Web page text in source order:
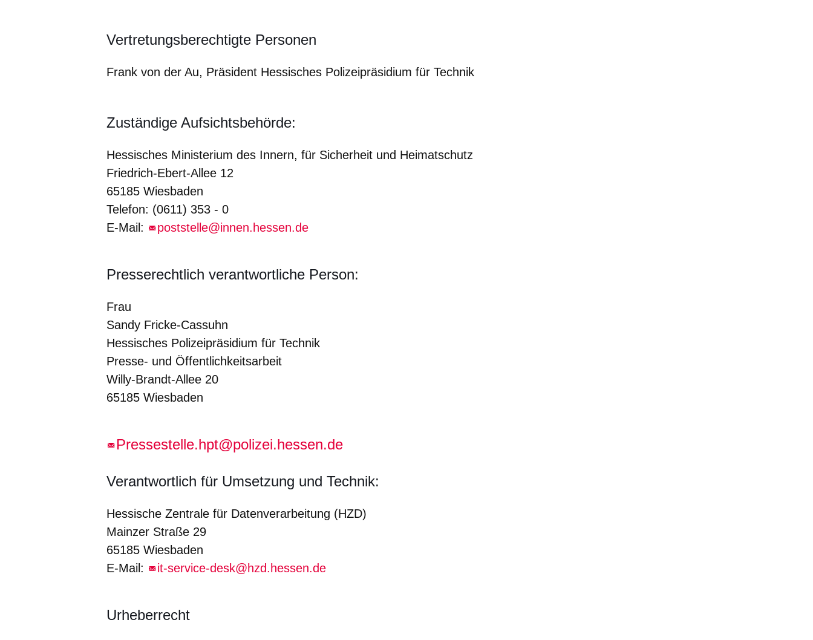
Vertretungsberechtigte Personen
Frank von der Au, Präsident Hessisches Polizeipräsidium für Technik
Zuständige Aufsichtsbehörde:
Hessisches Ministerium des Innern, für Sicherheit und Heimatschutz
Friedrich-Ebert-Allee 12
65185 Wiesbaden
Telefon: (0611) 353 - 0
E-Mail:
poststelle@innen.hessen.de
Presserechtlich verantwortliche Person:
Frau
Sandy Fricke-Cassuhn
Hessisches Polizeipräsidium für Technik
Presse- und Öffentlichkeitsarbeit
Willy-Brandt-Allee 20
65185 Wiesbaden
Pressestelle.hpt@polizei.hessen.de
Verantwortlich für Umsetzung und Technik:
Hessische Zentrale für Datenverarbeitung (HZD)
Mainzer Straße 29
65185 Wiesbaden
E-Mail:
it-service-desk@hzd.hessen.de
Urheberrecht